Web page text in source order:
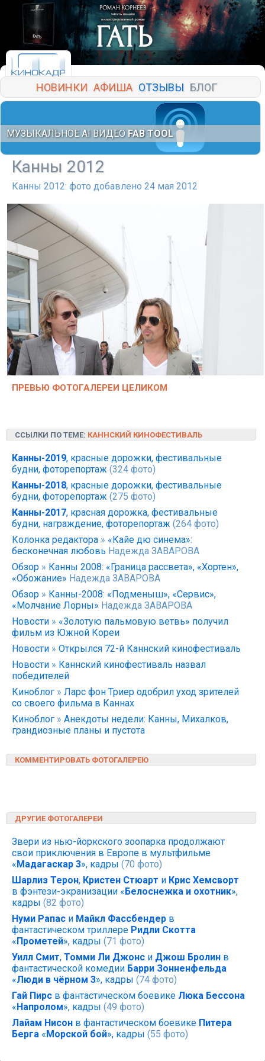
НОВИНКИ АФИША ОТЗЫВЫ БЛОГ
МУЗЫКАЛЬНОЕ AI ВИДЕО FAB TOOL
Канны 2012
Канны 2012: фото добавлено 24 мая 2012
ПРЕВЬЮ ФОТОГАЛЕРЕИ ЦЕЛИКОМ
ССЫЛКИ ПО ТЕМЕ: КАННСКИЙ КИНОФЕСТИВАЛЬ
Канны-2019, красные дорожки, фестивальные
будни, фоторепортаж (324 фото)
Канны-2018, красные дорожки, фестивальные
будни, фоторепортаж (275 фото)
Канны-2017, красная дорожка, фестивальные
будни, награждение, фоторепортаж (264 фото)
Колонка редактора » «Кайе дю синема»:
бесконечная любовь Надежда ЗАВАРОВА
Обзор » Канны 2008: «Граница рассвета», «Хортен»,
«Обожание» Надежда ЗАВАРОВА
Обзор » Канны-2008: «Подменыш», «Сервис»,
«Молчание Лорны» Надежда ЗАВАРОВА
Новости » «Золотую пальмовую ветвь» получил
фильм из Южной Кореи
Новости » Открылся 72-й Каннский кинофестиваль
Новости » Каннский кинофестиваль назвал
победителей
Киноблог » Ларс фон Триер одобрил уход зрителей
со своего фильма в Каннах
Киноблог » Анекдоты недели: Канны, Михалков,
грандиозные планы и пустота
КОММЕНТИРОВАТЬ ФОТОГАЛЕРЕЮ
ДРУГИЕ ФОТОГАЛЕРЕИ
Звери из нью-йоркского зоопарка продолжают
свои приключения в Европе в мультфильме
«Мадагаскар 3», кадры (70 фото)
Шарлиз Терон, Кристен Стюарт и Крис Хемсворт
в фэнтези-экранизации «Белоснежка и охотник»,
кадры (82 фото)
Нуми Рапас и Майкл Фассбендер в
фантастическом триллере Ридли Скотта
«Прометей», кадры (71 фото)
Уилл Смит, Томми Ли Джонс и Джош Бролин в
фантастической комедии Барри Зонненфельда
«Люди в чёрном 3», кадры (74 фото)
Гай Пирс в фантастическом боевике Люка Бессона
«Напролом», кадры (49 фото)
Лайам Нисон в фантастическом боевике Питера
Берга «Морской бой», кадры (55 фото)